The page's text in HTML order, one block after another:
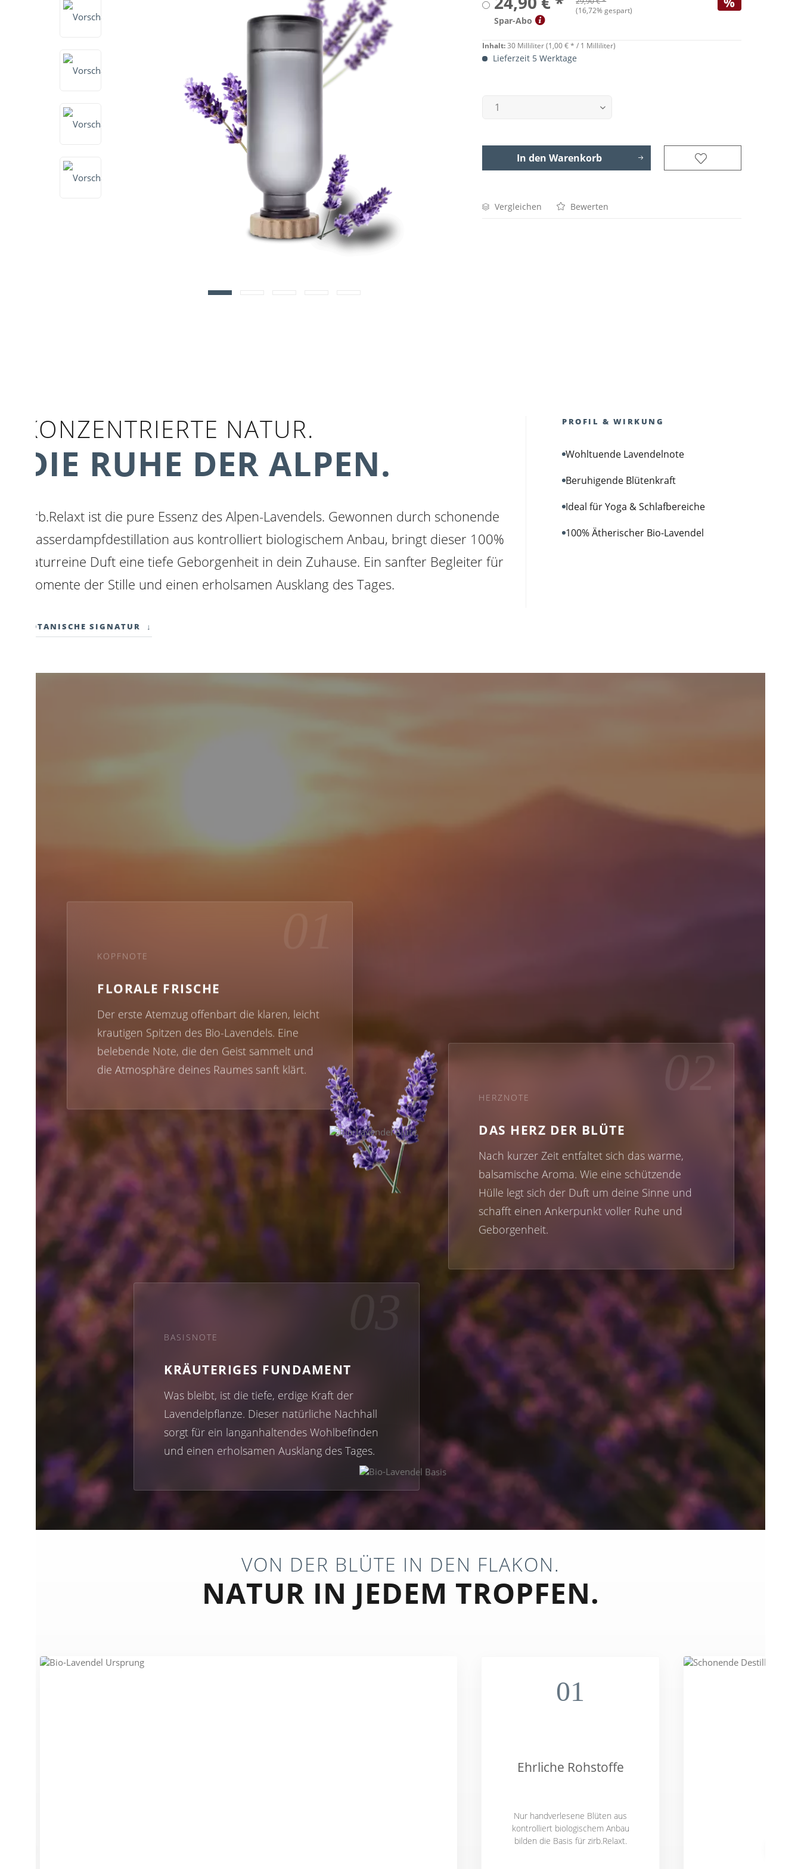
(16,72% gespart)
Spar-Abo
Inhalt:30 Milliliter (1,00 €* / 1 Milliliter)
Lieferzeit 5 Werktage
In den Warenkorb
Vergleichen Bewerten
KONZENTRIERTE NATUR.
DIE RUHE DER ALPEN.
zirb.Relaxt ist die pure Essenz des Alpen-Lavendels. Gewonnen durch schonende
Wasserdampfdestillation aus kontrolliert biologischem Anbau, bringt dieser 100%
naturreine Duft eine tiefe Geborgenheit in dein Zuhause. Ein sanfter Begleiter für
Momente der Stille und einen erholsamen Ausklang des Tages.
PROFIL & WIRKUNG
Wohltuende Lavendelnote
Beruhigende Blütenkraft
Ideal für Yoga & Schlafbereiche
100% Ätherischer Bio-Lavendel
BOTANISCHE SIGNATUR ↓
KOPFNOTE
FLORALE FRISCHE
Der erste Atemzug offenbart die klaren, leicht
krautigen Spitzen des Bio-Lavendels. Eine
belebende Note, die den Geist sammelt und
die Atmosphäre deines Raumes sanft klärt.
02
HERZNOTE
DAS HERZ DER BLÜTE
Nach kurzer Zeit entfaltet sich das warme,
balsamische Aroma. Wie eine schützende
Hülle legt sich der Duft um deine Sinne und
schafft einen Ankerpunkt voller Ruhe und
Geborgenheit.
BASISNOTE
KRÄUTERIGES FUNDAMENT
Was bleibt, ist die tiefe, erdige Kraft der
Lavendelpflanze. Dieser natürliche Nachhall
sorgt für ein langanhaltendes Wohlbefinden
und einen erholsamen Ausklang des Tages.
VON DER BLÜTE IN DEN FLAKON.
NATUR IN JEDEM TROPFEN.
01
Ehrliche Rohstoffe
Nur handverlesene Blüten aus
kontrolliert biologischem Anbau
bilden die Basis für zirb.Relaxt.